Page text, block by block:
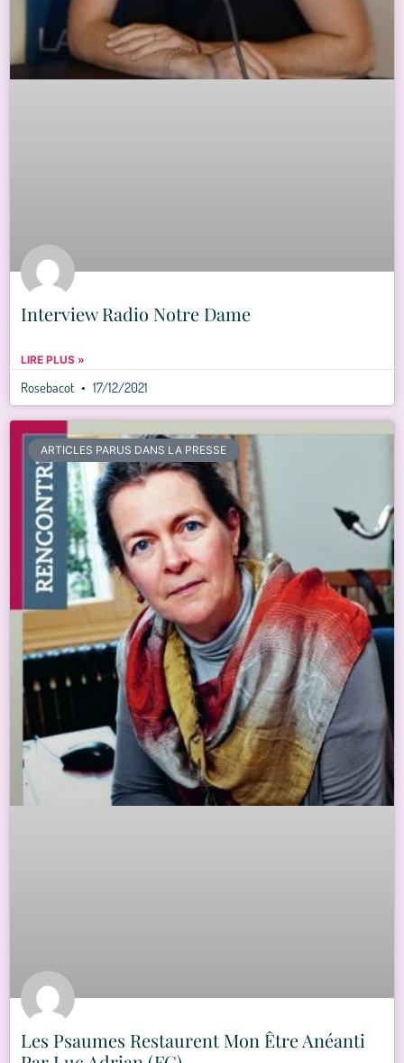
Interview Radio Notre Dame
LIRE PLUS »
Rosebacot 17/12/2021
ARTICLES PARUS DANS LA PRESSE
Les Psaumes Restaurent Mon Être Anéanti